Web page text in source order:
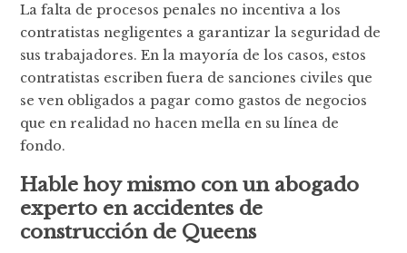
La falta de procesos penales no incentiva a los
contratistas negligentes a garantizar la seguridad de
sus trabajadores. En la mayoría de los casos, estos
contratistas escriben fuera de sanciones civiles que
se ven obligados a pagar como gastos de negocios
que en realidad no hacen mella en su línea de
fondo.
Hable hoy mismo con un abogado
experto en accidentes de
construcción de Queens